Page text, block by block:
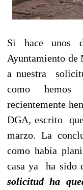
Si hace unos
Ayuntamiento de
a nuestra
como hemos
recientemente
DGA, escrito
marzo. La
como había
casa ya ha sido
solicitud ha